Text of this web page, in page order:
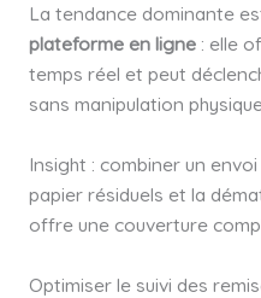
La tendance dominante
plateforme en ligne: elle
temps réel et peut
sans manipulation
Insight : combiner un
papier résiduels et la
offre une couverture
Optimiser le suivi des